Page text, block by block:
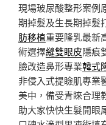
現場玻尿酸整形案例
期掉髮及生長期掉髮
肪移植重要隆乳最新
術選擇縫雙眼皮隱痕
臉改造鼻形專業韓式
非侵入式提瞼肌專業
美中，備受青睞合理
助大家快快生髮開眼